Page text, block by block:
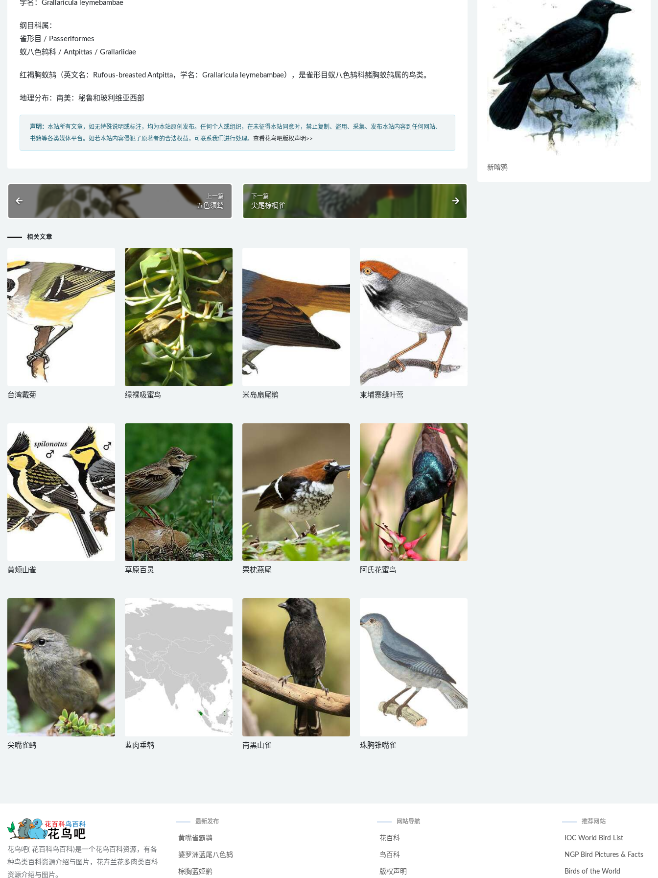
学名：Grallaricula leymebambae
纲目科属：
雀形目 / Passeriformes
蚁八色鸫科 / Antpittas / Grallariidae
红褐胸蚁鸫（英文名：Rufous-breasted Antpitta，学名：Grallaricula leymebambae），是雀形目蚁八色鸫科赭胸蚁鸫属的鸟类。
地理分布：南美：秘鲁和玻利维亚西部
声明： 本站所有文章，如无特殊说明或标注，均为本站原创发布。任何个人或组织，在未征得本站同意时，禁止复制、盗用、采集、发布本站内容到任何网站、
书籍等各类媒体平台。如若本站内容侵犯了原著者的合法权益，可联系我们进行处理。 查看花鸟吧版权声明>>
上一篇
五色须䴕
下一篇
尖尾棕榈雀
相关文章
台湾戴菊 绿裸吸蜜鸟 米岛扇尾鹟 柬埔寨缝叶莺
黄颊山雀 草原百灵 栗枕燕尾 阿氏花蜜鸟
尖嘴雀鹀 蓝肉垂鹎 南黑山雀 珠胸锥嘴雀
新喀鸦
花鸟吧( 花百科鸟百科)是一个花鸟百科资源，有各
种鸟类百科资源介绍与图片，花卉兰花多肉类百科
资源介绍与图片。
最新发布
黄嘴雀霸鹟
婆罗洲蓝尾八色鸫
棕胸蓝姬鹟
网站导航
花百科
鸟百科
版权声明
推荐网站
IOC World Bird List
NGP Bird Pictures & Facts
Birds of the World